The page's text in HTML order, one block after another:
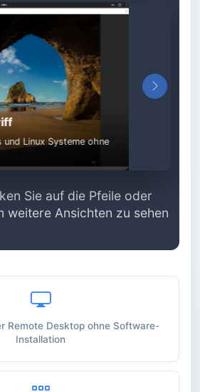
aller Anwendungen und
Sie auf die Pfeile oder
Features und
Installation